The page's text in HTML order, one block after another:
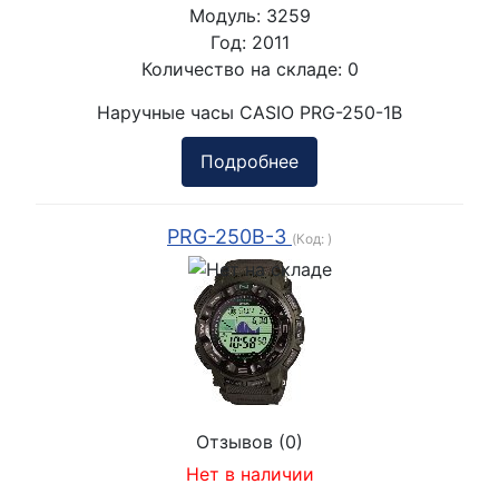
Модуль: 3259
Год: 2011
Количество на складе: 0
Наручные часы CASIO PRG-250-1B
Подробнее
PRG-250B-3 (Код: )
Отзывов (0)
Нет в наличии